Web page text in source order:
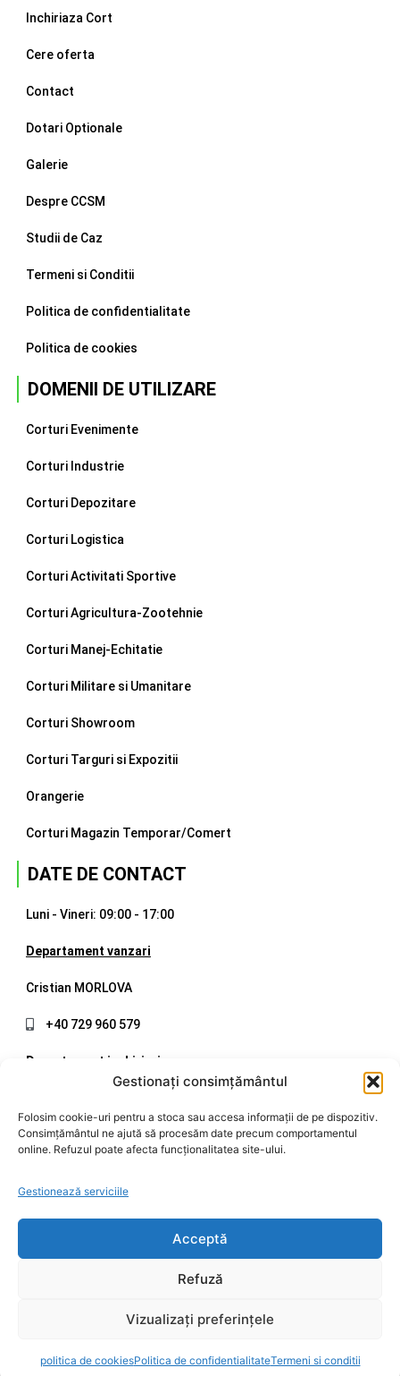
Gestionați consimțământul
Folosim cookie-uri pentru a stoca sau accesa informații de pe dispozitiv.
Consimțământul ne ajută să procesăm date precum comportamentul
online. Refuzul poate afecta funcționalitatea site-ului.
Gestionează serviciile
Acceptă
Refuză
Vizualizați preferințele
politica de cookiesPolitica de confidentialitateTermeni si conditii
Inchiriaza Cort
Cere oferta
Contact
Dotari Optionale
Galerie
Despre CCSM
Studii de Caz
Termeni si Conditii
Politica de confidentialitate
Politica de cookies
DOMENII DE UTILIZARE
Corturi Evenimente
Corturi Industrie
Corturi Depozitare
Corturi Logistica
Corturi Activitati Sportive
Corturi Agricultura-Zootehnie
Corturi Manej-Echitatie
Corturi Militare si Umanitare
Corturi Showroom
Corturi Targuri si Expozitii
Orangerie
Corturi Magazin Temporar/Comert
DATE DE CONTACT
Luni - Vineri: 09:00 - 17:00
Departament vanzari
Cristian MORLOVA
+40 729 960 579
Departament inchirieri
+40 720 998 508